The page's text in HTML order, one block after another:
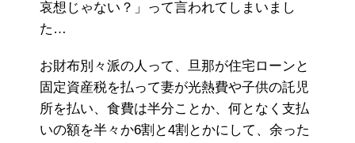
哀想じゃない？」って言われてしまいまし
た…
お財布別々派の人って、旦那が住宅ローンと
固定資産税を払って妻が光熱費や子供の託児
所を払い、食費は半分ことか、何となく支払
いの額を半々か6割と4割とかにして、余った